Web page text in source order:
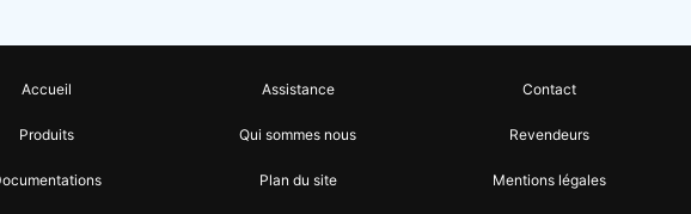
Accueil
Produits
Assistance
Qui sommes nous
Plan du site
Contact
Revendeurs
Mentions légales